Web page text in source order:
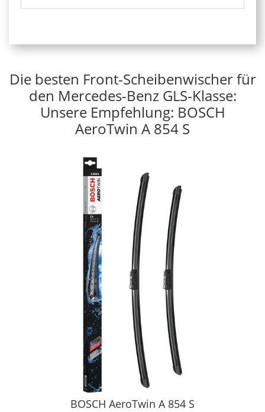
Die besten Front-Scheibenwischer für
den Mercedes-Benz GLS-Klasse:
Unsere Empfehlung: BOSCH
AeroTwin A 854 S
BOSCH AeroTwin A 854 S